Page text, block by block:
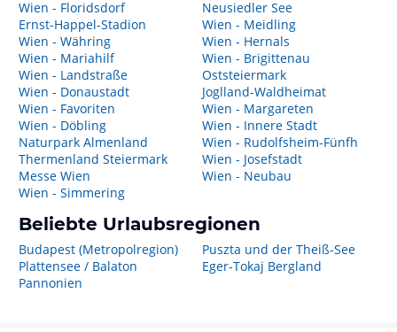
Wien - Floridsdorf
Ernst-Happel-Stadion
Wien - Währing
Wien - Mariahilf
Wien - Landstraße
Wien - Donaustadt
Wien - Favoriten
Wien - Döbling
Naturpark Almenland
Thermenland Steiermark
Messe Wien
Wien - Simmering
Neusiedler See
Wien - Meidling
Wien - Hernals
Wien - Brigittenau
Oststeiermark
Joglland-Waldheimat
Wien - Margareten
Wien - Innere Stadt
Wien - Rudolfsheim-Fünfh
Wien - Josefstadt
Wien - Neubau
Beliebte Urlaubsregionen
Budapest (Metropolregion)
Plattensee / Balaton
Pannonien
Puszta und der Theiß-See
Eger-Tokaj Bergland